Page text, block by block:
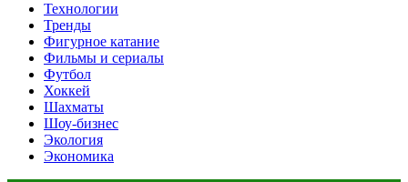
Технологии
Тренды
Фигурное катание
Фильмы и сериалы
Футбол
Хоккей
Шахматы
Шоу-бизнес
Экология
Экономика